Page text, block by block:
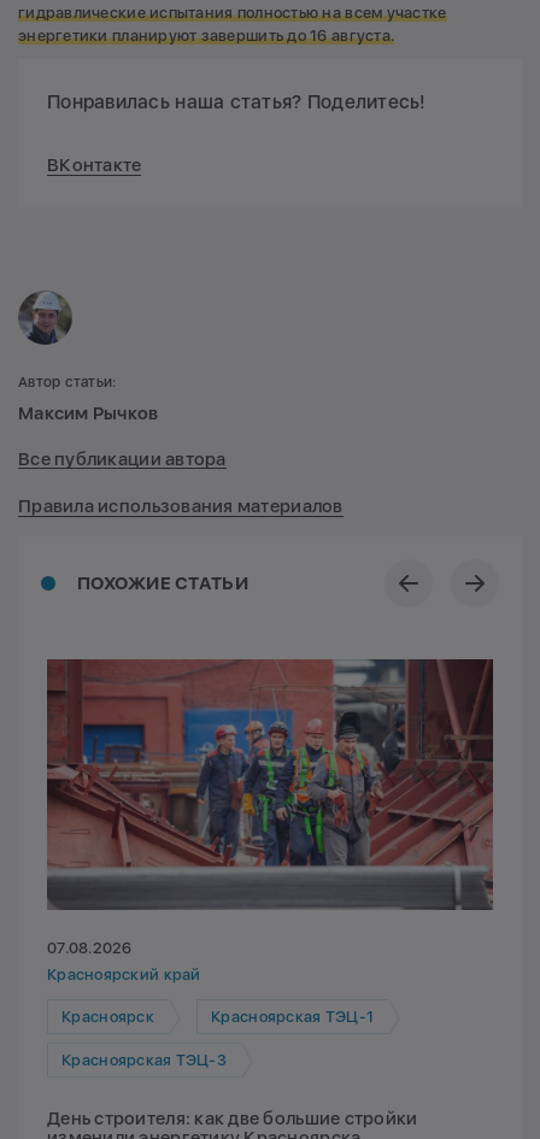
гидравлические испытания полностью на всем участке
энергетики планируют завершить до 16 августа.
Понравилась наша статья? Поделитесь!
ВКонтакте
ПОХОЖИЕ СТАТЬИ
07.08.2026
Красноярский край
Красноярск Красноярская ТЭЦ-1
Красноярская ТЭЦ-3
День строителя: как две большие стройки
Автор статьи:
Максим Рычков
Все публикации автора
Правила использования материалов